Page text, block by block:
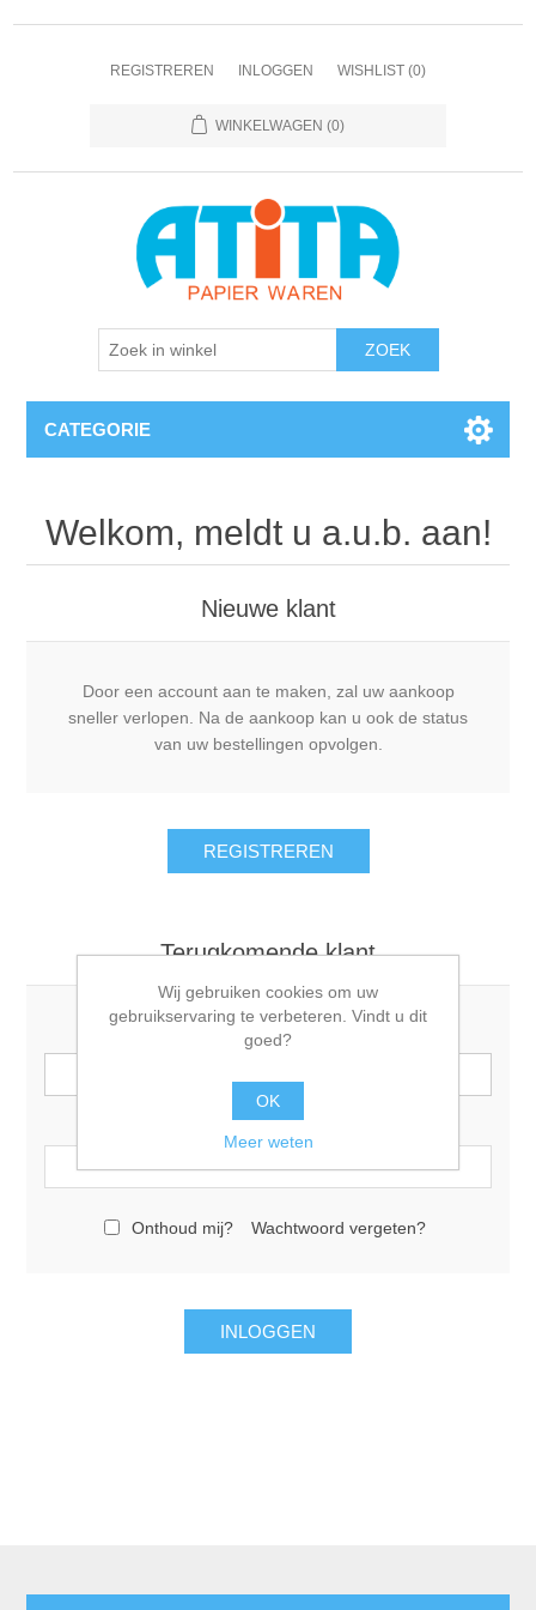
REGISTREREN INLOGGEN WISHLIST (0)
WINKELWAGEN (0)
CATEGORIE
Welkom, meldt u a.u.b. aan!
Nieuwe klant
Door een account aan te maken, zal uw aankoop
sneller verlopen. Na de aankoop kan u ook de status
van uw bestellingen opvolgen.
Terugkomende klant
Email:
Wachtwoord:
Onthoud mij? Wachtwoord vergeten?
Wij gebruiken cookies om uw
gebruikservaring te verbeteren. Vindt u dit
goed?
OK
Meer weten